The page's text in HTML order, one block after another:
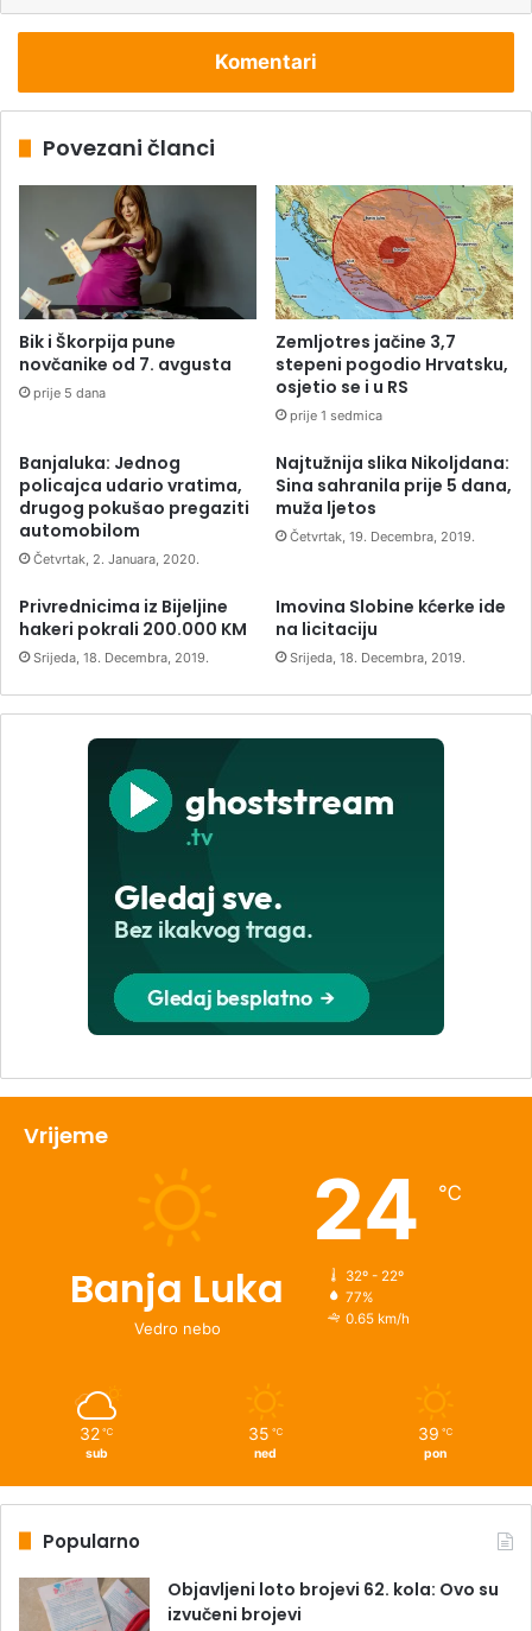
Komentari
Povezani članci
Bik i Škorpija pune
novčanike od 7. avgusta
prije 5 dana
Zemljotres jačine 3,7
stepeni pogodio Hrvatsku,
osjetio se i u RS
prije 1 sedmica
Banjaluka: Jednog
policajca udario vratima,
drugog pokušao pregaziti
automobilom
Četvrtak, 2. Januara, 2020.
Najtužnija slika Nikoljdana:
Sina sahranila prije 5 dana,
muža ljetos
Četvrtak, 19. Decembra, 2019.
Privrednicima iz Bijeljine
hakeri pokrali 200.000 KM
Srijeda, 18. Decembra, 2019.
Imovina Slobine kćerke ide
na licitaciju
Srijeda, 18. Decembra, 2019.
Vrijeme
Banja Luka
Vedro nebo
24 ℃
32º - 22º
77%
0.65 km/h
32 ℃
sub
35 ℃
ned
39 ℃
pon
Popularno
Objavljeni loto brojevi 62. kola: Ovo su
izvučeni brojevi